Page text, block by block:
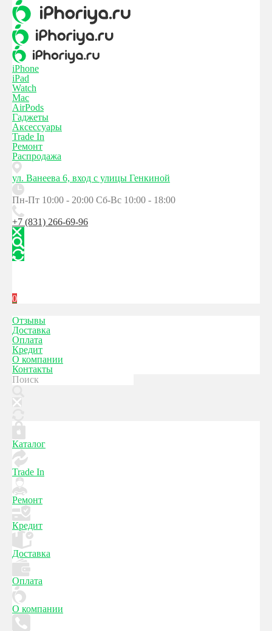
iPhone
iPad
Watch
Mac
AirPods
Гаджеты
Аксессуары
Trade In
Ремонт
Распродажа
ул. Ванеева 6, вход с улицы Генкиной
Пн-Пт 10:00 - 20:00 Сб-Вс 10:00 - 18:00
+7 (831) 266-69-96
0
Отзывы
Доставка
Оплата
Кредит
О компании
Контакты
Каталог
Trade In
Ремонт
Кредит
Доставка
Оплата
О компании